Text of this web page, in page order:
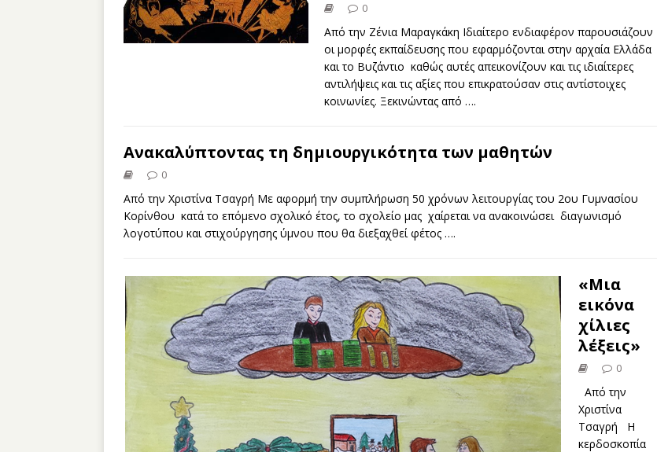
0
Από την Ζένια Μαραγκάκη Ιδιαίτερο ενδιαφέρον παρουσιάζουν
οι μορφές εκπαίδευσης που εφαρμόζονται στην αρχαία Ελλάδα
και το Βυζάντιο καθώς αυτές απεικονίζουν και τις ιδιαίτερες
αντιλήψεις και τις αξίες που επικρατούσαν στις αντίστοιχες
κοινωνίες. Ξεκινώντας από ….
Ανακαλύπτοντας τη δημιουργικότητα των μαθητών
0
Από την Χριστίνα Τσαγρή Με αφορμή την συμπλήρωση 50 χρόνων λειτουργίας του 2ου Γυμνασίου
Κορίνθου κατά το επόμενο σχολικό έτος, το σχολείο μας χαίρεται να ανακοινώσει διαγωνισμό
λογοτύπου και στιχούργησης ύμνου που θα διεξαχθεί φέτος ….
«Μια
εικόνα
χίλιες
λέξεις»
0
Από την
Χριστίνα
Τσαγρή Η
κερδοσκοπία